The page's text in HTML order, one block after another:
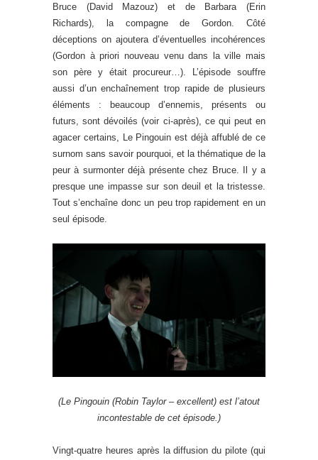
Bruce (David Mazouz) et de Barbara (Erin
Richards), la compagne de Gordon. Côté
déceptions on ajoutera d’éventuelles incohérences
(Gordon à priori nouveau venu dans la ville mais
son père y était procureur…). L’épisode souffre
aussi d’un enchaînement trop rapide de plusieurs
éléments : beaucoup d’ennemis, présents ou
futurs, sont dévoilés (voir ci-après), ce qui peut en
agacer certains, Le Pingouin est déjà affublé de ce
surnom sans savoir pourquoi, et la thématique de la
peur à surmonter déjà présente chez Bruce. Il y a
presque une impasse sur son deuil et la tristesse.
Tout s’enchaîne donc un peu trop rapidement en un
seul épisode.
(Le Pingouin (Robin Taylor – excellent) est l’atout
incontestable de cet épisode.)
Vingt-quatre heures après la diffusion du pilote (qui